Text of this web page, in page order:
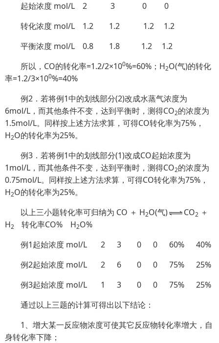
起始浓度 mol/L 2 3 0 0
转化浓度 mol/L 1.2 1.2 1.2 1.2
平衡浓度 mol/L 0.8 1.8 1.2 1.2
所以，CO的转化率=1.2/2×100%=60%；H2O(气)的转化
率=1.2/3×100%=40%
例2．若将例1中的划线部分(2)改成水蒸气浓度为
6mol/L，而其他条件不变，达到平衡时，测得CO2的浓度为
1.5mol/L。同样按上述方法求算，可得CO转化率为75% ，
H2O的转化率为25%。
例3．若将例1中的划线部分(1)改成CO起始浓度为
1mol/L，而其他条件不变，达到平衡时，测得CO2的浓度为
0.75mol/L。同样按上述方法求算，可得CO转化率为75% ，
H2O的转化率为25%。
以上三小题转化率可归纳为 CO ＋ H2O(气) CO2 ＋
H2 转化率CO% H2O%
例1起始浓度 mol/L 2 3 0 0 60% 40%
例2起始浓度 mol/L 2 6 0 0 75% 25%
例3起始浓度 mol/L 1 3 0 0 75% 25%
通过以上三题的计算可得出以下结论：
1、增大某一反应物浓度可使其它反应物转化率增大，自
身转化率下降；